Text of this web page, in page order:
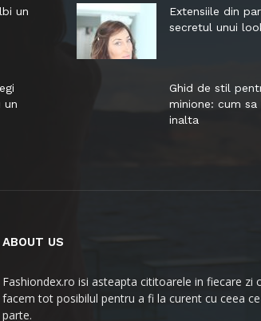
un
un
Extensiile din
secretul unui
Ghid de stil
minione: cum sa
inalta
ABOUT US
Fashiondex.ro isi asteapta cititoarele in fiecare
facem tot posibilul pentru a fi la curent cu ceea
parte.